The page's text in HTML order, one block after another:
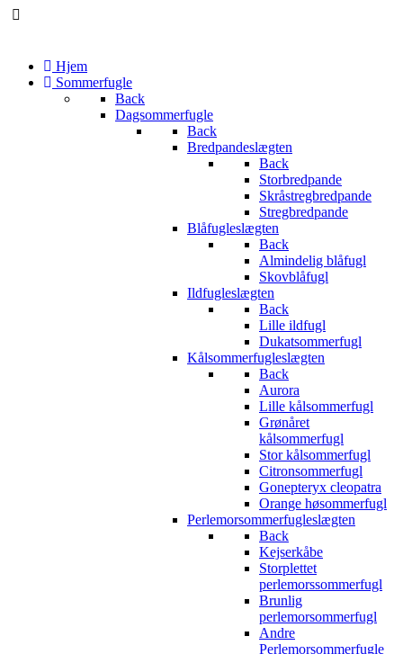
Hjem
Sommerfugle
Back
Dagsommerfugle
Back
Bredpandeslægten
Back
Storbredpande
Skråstregbredpande
Stregbredpande
Blåfugleslægten
Back
Almindelig blåfugl
Skovblåfugl
Ildfugleslægten
Back
Lille ildfugl
Dukatsommerfugl
Kålsommerfugleslægten
Back
Aurora
Lille kålsommerfugl
Grønåret
kålsommerfugl
Stor kålsommerfugl
Citronsommerfugl
Gonepteryx cleopatra
Orange høsommerfugl
Perlemorsommerfugleslægten
Back
Kejserkåbe
Storplettet
perlemorssommerfugl
Brunlig
perlemorsommerfugl
Andre
Perlemorsommerfugle